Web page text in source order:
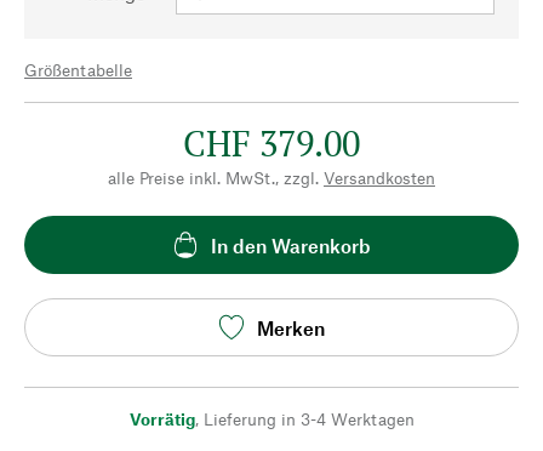
Größentabelle
CHF 379.00
alle Preise inkl. MwSt., zzgl. Versandkosten
In den Warenkorb
Merken
Vorrätig, Lieferung in 3-4 Werktagen